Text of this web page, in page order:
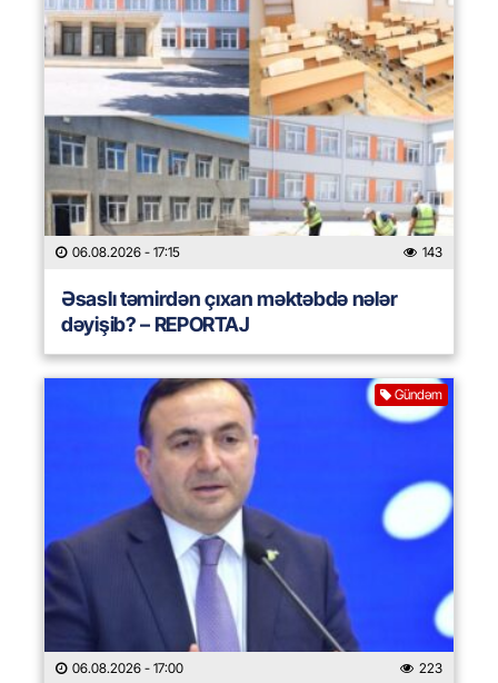
06.08.2026 - 17:15 143
Əsaslı təmirdən çıxan məktəbdə nələr
dəyişib? – REPORTAJ
Gündəm
06.08.2026 - 17:00 223